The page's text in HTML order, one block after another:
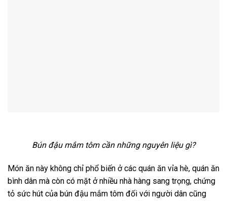
Bún đậu mắm tôm cần những nguyên liệu gì?
Món ăn này không chỉ phổ biến ở các quán ăn vỉa hè, quán ăn
bình dân mà còn có mặt ở nhiều nhà hàng sang trọng, chứng
tỏ sức hút của bún đậu mắm tôm đối với người dân cũng